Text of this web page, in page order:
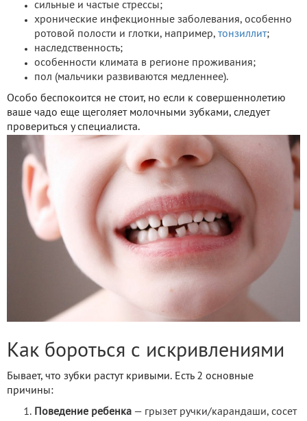
сильные и частые стрессы;
хронические инфекционные заболевания, особенно
ротовой полости и глотки, например, тонзиллит;
наследственность;
особенности климата в регионе проживания;
пол (мальчики развиваются медленнее).
Особо беспокоится не стоит, но если к совершеннолетию
ваше чадо еще щеголяет молочными зубками, следует
провериться у специалиста.
Как бороться с искривлениями
Бывает, что зубки растут кривыми. Есть 2 основные
причины:
Поведение ребенка — грызет ручки/карандаши, сосет